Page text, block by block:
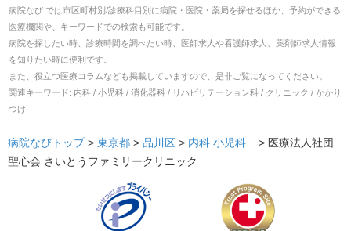
病院なび では市区町村別/診療科目別に病院・医院・薬局を探せるほか、予約ができる
医療機関や、キーワードでの検索も可能です。
病院を探したい時、診療時間を調べたい時、医師求人や看護師求人、薬剤師求人情報
を知りたい時に便利です。
また、役立つ医療コラムなども掲載していますので、是非ご覧になってください。
関連キーワード: 内科 / 小児科 / 消化器科 / リハビリテーション科 / クリニック / かかり
つけ
病院なびトップ > 東京都 > 品川区 > 内科 小児科... > 医療法人社団
聖心会 さいとうファミリークリニック